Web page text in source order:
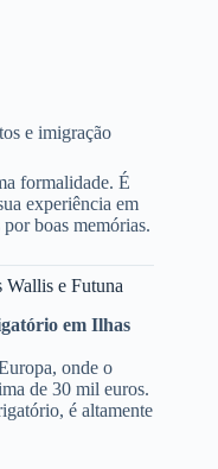
e imigração
formalidade. É
experiência em
boas memórias.
e Futuna
em Ilhas
onde o
de 30 mil euros.
é altamente